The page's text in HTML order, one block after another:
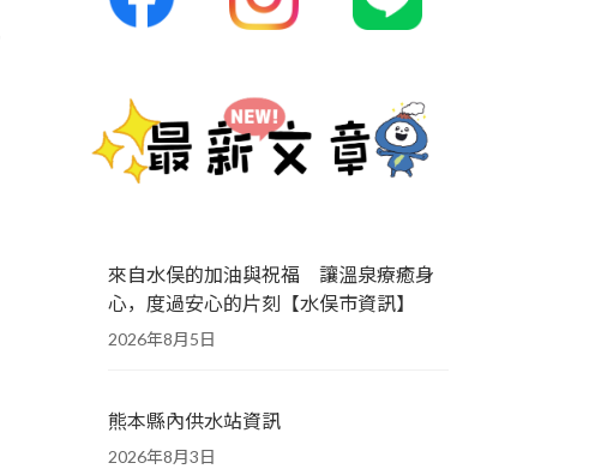
來自水俣的加油與祝福 讓溫泉療癒身
心，度過安心的片刻【水俣市資訊】
2026年8月5日
熊本縣內供水站資訊
2026年8月3日